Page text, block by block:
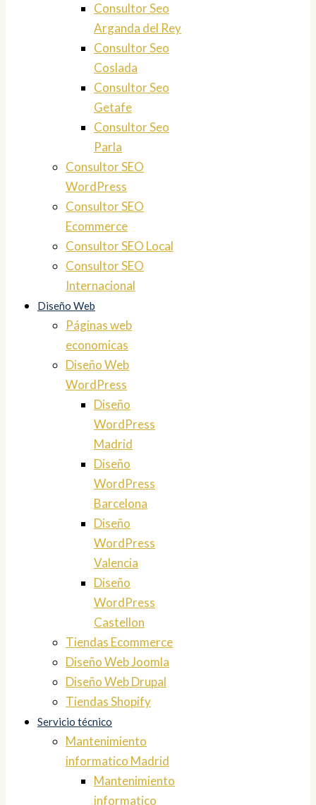
Consultor Seo
Arganda del Rey
Consultor Seo
Coslada
Consultor Seo
Getafe
Consultor Seo
Parla
Consultor SEO
WordPress
Consultor SEO
Ecommerce
Consultor SEO Local
Consultor SEO
Internacional
Diseño Web
Páginas web
economicas
Diseño Web
WordPress
Diseño
WordPress
Madrid
Diseño
WordPress
Barcelona
Diseño
WordPress
Valencia
Diseño
WordPress
Castellon
Tiendas Ecommerce
Diseño Web Joomla
Diseño Web Drupal
Tiendas Shopify
Servicio técnico
Mantenimiento
informatico Madrid
Mantenimiento
informatico